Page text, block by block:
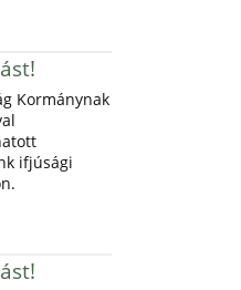
Kormánynak
ifjúsági